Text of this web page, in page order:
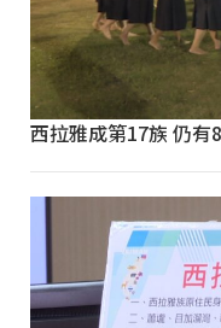
西拉雅成第17族 仍有